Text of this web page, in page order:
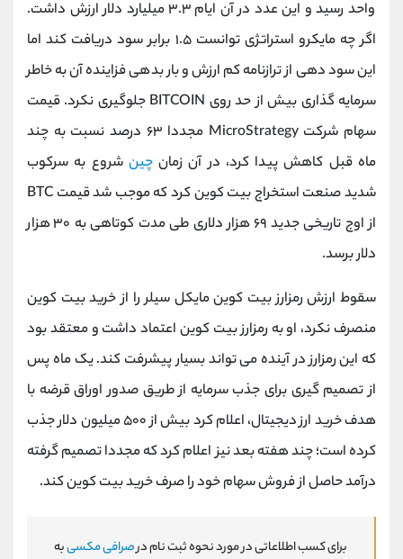
واحد رسید و این عدد در آن ایام ۳.۳ میلیارد دلار ارزش داشت.
اگر چه مایکرو استراتژی توانست ۱.۵ برابر سود دریافت کند اما
این سود دهی از ترازنامه کم ارزش و بار بدهی فزاینده آن به خاطر
سرمایه ‌گذاری بیش از حد روی BITCOIN جلوگیری نکرد. قیمت
سهام شرکتMicroStrategy
مجددا ۶۳ درصد نسبت به چند
ماه قبل کاهش پیدا کرد، در آن زمانچین شروع به سرکوب
شدید صنعت استخراج بیت کوین کرد که موجب شد قیمت BTC
از اوج تاریخی جدید ۶۹ هزار دلاری طی مدت کوتاهی به ۳۰ هزار
دلار برسد.
سقوط ارزش رمزارز بیت کوین مایکل سیلر را از خرید بیت کوین
منصرف نکرد، او به رمزارز بیت کوین اعتماد داشت و معتقد بود
که این رمزارز در آینده می تواند بسیار پیشرفت کند. یک ماه پس
از تصمیم‌ گیری برای جذب سرمایه از طریق صدور اوراق قرضه با
هدف خرید ارز دیجیتال، اعلام کرد بیش از ۵۰۰ میلیون دلار جذب
کرده است؛ چند هفته بعد نیز اعلام کرد که مجددا تصمیم گرفته
درآمد حاصل از فروش سهام خود را صرف خرید بیت کوین کند.
برای کسب اطلاعاتی در مورد نحوه ثبت نام درصرافی مکسیبه